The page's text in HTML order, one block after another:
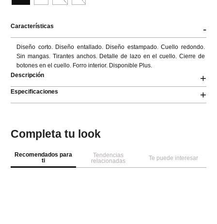
Características -
Diseño corto. Diseño entallado. Diseño estampado. Cuello redondo.
Sin mangas. Tirantes anchos. Detalle de lazo en el cuello. Cierre de
botones en el cuello. Forro interior. Disponible Plus.
Descripción
+
Especificaciones +
Completa tu look
Recomendados para
ti
Tendencias
relacionadas
Te puede interesar